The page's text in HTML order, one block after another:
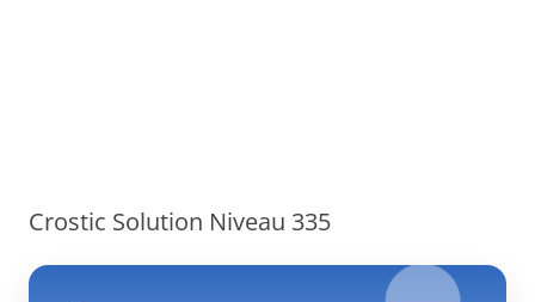
Crostic Solution Niveau 335